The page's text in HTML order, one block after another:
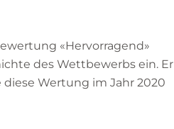
«Hervorragend»
des Wettbewerbs ein. Er
Wertung im Jahr 2020